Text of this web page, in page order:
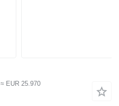
≈ EUR 25.970